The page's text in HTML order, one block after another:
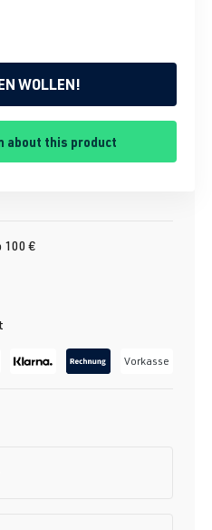
WOLLEN!
about this product
100 €
Vorkasse